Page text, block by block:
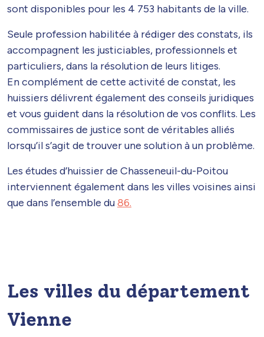
sont disponibles pour les 4 753 habitants de la ville.
Seule profession habilitée à rédiger des constats, ils
accompagnent les justiciables, professionnels et
particuliers, dans la résolution de leurs litiges.
En complément de cette activité de constat, les
huissiers délivrent également des conseils juridiques
et vous guident dans la résolution de vos conflits. Les
commissaires de justice sont de véritables alliés
lorsqu’il s’agit de trouver une solution à un problème.
Les études d’huissier de Chasseneuil-du-Poitou
interviennent également dans les villes voisines ainsi
que dans l’ensemble du86.
Les villes du département
Vienne